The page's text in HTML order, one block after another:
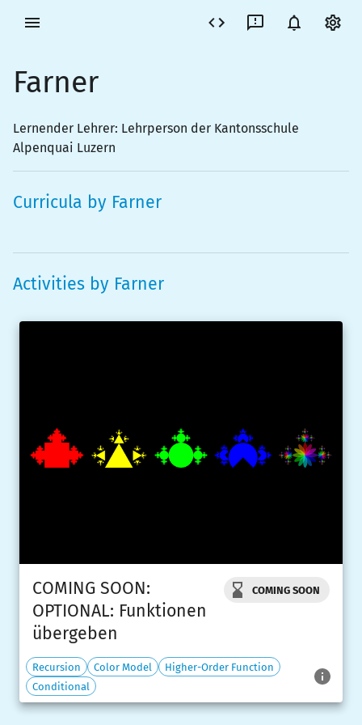
Farner
Lernender Lehrer: Lehrperson der Kantonsschule
Alpenquai Luzern
Curricula by Farner
Activities by Farner
COMING SOON:
OPTIONAL: Funktionen
übergeben
COMING SOON
Recursion Color Model
Higher-Order Function
Conditional